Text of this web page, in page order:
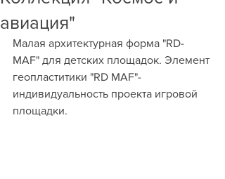
авиация"
Малая архитектурная форма "RD-
MAF" для детских площадок. Элемент
геопластитики "RD MAF"-
индивидуальность проекта игровой
площадки.